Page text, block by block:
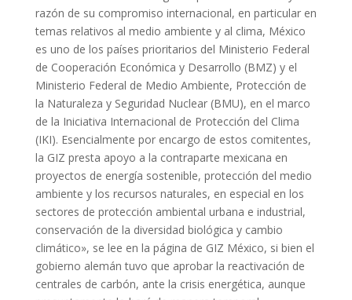
razón de su compromiso internacional, en particular en
temas relativos al medio ambiente y al clima, México
es uno de los países prioritarios del Ministerio Federal
de Cooperación Económica y Desarrollo (BMZ) y el
Ministerio Federal de Medio Ambiente, Protección de
la Naturaleza y Seguridad Nuclear (BMU), en el marco
de la Iniciativa Internacional de Protección del Clima
(IKI). Esencialmente por encargo de estos comitentes,
la GIZ presta apoyo a la contraparte mexicana en
proyectos de energía sostenible, protección del medio
ambiente y los recursos naturales, en especial en los
sectores de protección ambiental urbana e industrial,
conservación de la diversidad biológica y cambio
climático», se lee en la página de GIZ México, si bien el
gobierno alemán tuvo que aprobar la reactivación de
centrales de carbón, ante la crisis energética, aunque